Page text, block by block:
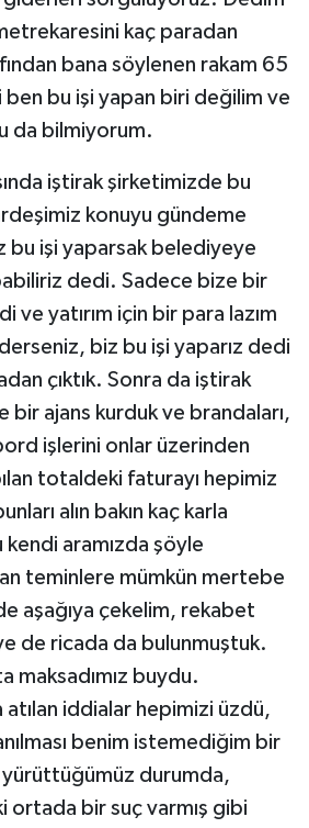
kaç paradan
bana söylenen rakam 65
bu işi yapan biri değilim ve
da bilmiyorum.
iştirak şirketimizde bu
konuyu gündeme
bu işi yaparsak belediyeye
dedi. Sadece bize bir
ve yatırım için bir para lazım
biz bu işi yaparız dedi
çıktık. Sonra da iştirak
bir ajans kurduk ve brandaları,
işlerini onlar üzerinden
totaldeki faturayı hepimiz
alın bakın kaç karla
kendi aramızda şöyle
teminlere mümkün mertebe
aşağıya çekelim, rekabet
de ricada da bulunmuştuk.
maksadımız buydu.
atılan iddialar hepimizi üzdü,
benim istemediğim bir
yürüttüğümüz durumda,
ortada bir suç varmış gibi